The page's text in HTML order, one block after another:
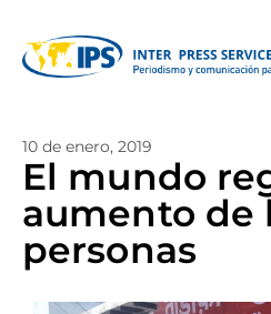
10 de enero, 2019
El mundo
aumento de
personas